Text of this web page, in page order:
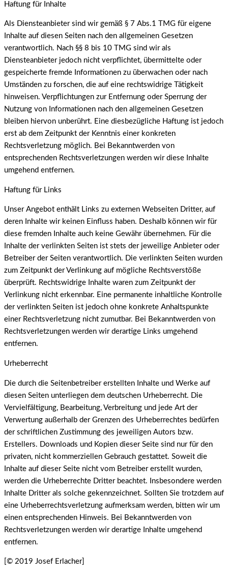
Haftung für Inhalte
Als Diensteanbieter sind wir gemäß § 7 Abs.1 TMG für eigene
Inhalte auf diesen Seiten nach den allgemeinen Gesetzen
verantwortlich. Nach §§ 8 bis 10 TMG sind wir als
Diensteanbieter jedoch nicht verpflichtet, übermittelte oder
gespeicherte fremde Informationen zu überwachen oder nach
Umständen zu forschen, die auf eine rechtswidrige Tätigkeit
hinweisen. Verpflichtungen zur Entfernung oder Sperrung der
Nutzung von Informationen nach den allgemeinen Gesetzen
bleiben hiervon unberührt. Eine diesbezügliche Haftung ist jedoch
erst ab dem Zeitpunkt der Kenntnis einer konkreten
Rechtsverletzung möglich. Bei Bekanntwerden von
entsprechenden Rechtsverletzungen werden wir diese Inhalte
umgehend entfernen.
Haftung für Links
Unser Angebot enthält Links zu externen Webseiten Dritter, auf
deren Inhalte wir keinen Einfluss haben. Deshalb können wir für
diese fremden Inhalte auch keine Gewähr übernehmen. Für die
Inhalte der verlinkten Seiten ist stets der jeweilige Anbieter oder
Betreiber der Seiten verantwortlich. Die verlinkten Seiten wurden
zum Zeitpunkt der Verlinkung auf mögliche Rechtsverstöße
überprüft. Rechtswidrige Inhalte waren zum Zeitpunkt der
Verlinkung nicht erkennbar. Eine permanente inhaltliche Kontrolle
der verlinkten Seiten ist jedoch ohne konkrete Anhaltspunkte
einer Rechtsverletzung nicht zumutbar. Bei Bekanntwerden von
Rechtsverletzungen werden wir derartige Links umgehend
entfernen.
Urheberrecht
Die durch die Seitenbetreiber erstellten Inhalte und Werke auf
diesen Seiten unterliegen dem deutschen Urheberrecht. Die
Vervielfältigung, Bearbeitung, Verbreitung und jede Art der
Verwertung außerhalb der Grenzen des Urheberrechtes bedürfen
der schriftlichen Zustimmung des jeweiligen Autors bzw.
Erstellers. Downloads und Kopien dieser Seite sind nur für den
privaten, nicht kommerziellen Gebrauch gestattet. Soweit die
Inhalte auf dieser Seite nicht vom Betreiber erstellt wurden,
werden die Urheberrechte Dritter beachtet. Insbesondere werden
Inhalte Dritter als solche gekennzeichnet. Sollten Sie trotzdem auf
eine Urheberrechtsverletzung aufmerksam werden, bitten wir um
einen entsprechenden Hinweis. Bei Bekanntwerden von
Rechtsverletzungen werden wir derartige Inhalte umgehend
entfernen.
[© 2019 Josef Erlacher]